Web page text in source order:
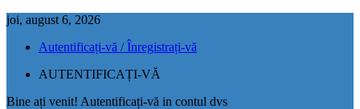
joi, august 6, 2026
Autentificați-vă / Înregistrați-vă
AUTENTIFICAȚI-VĂ
Bine ați venit! Autentificați-vă in contul dvs